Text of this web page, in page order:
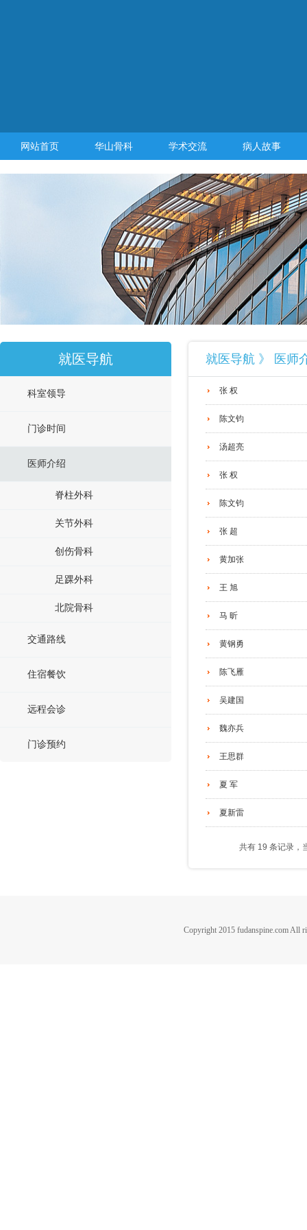
网站首页 华山骨科 学术交流 病人故事
就医导航
科室领导
门诊时间
医师介绍
脊柱外科
关节外科
创伤骨科
足踝外科
北院骨科
交通路线
住宿餐饮
远程会诊
门诊预约
就医导航 》 医师
张 权
陈文钧
汤超亮
张 权
陈文钧
张 超
黄加张
王 旭
马 昕
黄钢勇
陈飞雁
吴建国
魏亦兵
王思群
夏 军
夏新雷
共有 19 条记录，
Copyright 2015 fudanspine.com